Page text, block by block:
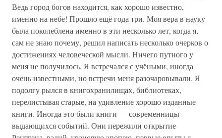
Ведь город богов находится, как хорошо известно,
именно на небе! Прошло ещё года три. Моя вера в науку
была поколеблена именно в эти несколько лет, когда я,
сам не знаю почему, решил написать несколько очерков о
достижениях человеческой мысли. Ничего путного у
меня не получилось. Я встречался с учёными, иногда
очень известными, но встречи меня разочаровывали. Я
подолгу рылся в книгохранилищах, библиотеках,
перелистывая старые, на удивление хорошо изданные
книги. Иногда это были книги — современницы
выдающихся событий. Они пережили открытие